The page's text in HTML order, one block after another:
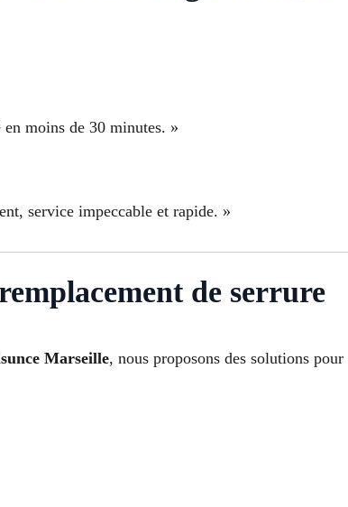
moins de 30 minutes. »
service impeccable et rapide. »
de serrure
Marseille, nous proposons des solutions